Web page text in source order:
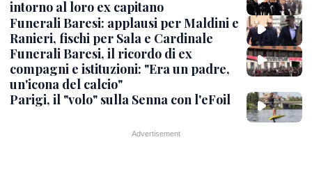
intorno al loro ex capitano
Funerali Baresi: applausi per Maldini e
Ranieri, fischi per Sala e Cardinale
Funerali Baresi, il ricordo di ex
compagni e istituzioni: "Era un padre,
un'icona del calcio"
Parigi, il "volo" sulla Senna con l'eFoil